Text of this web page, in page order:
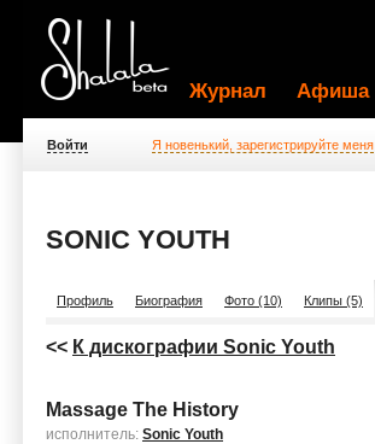
Журнал Афиша
Войти Я новенький, зарегистрируйте меня
SONIC YOUTH
Профиль Биография Фото (10) Клипы (5)
<< К дискографии Sonic Youth
Massage The History
исполнитель: Sonic Youth